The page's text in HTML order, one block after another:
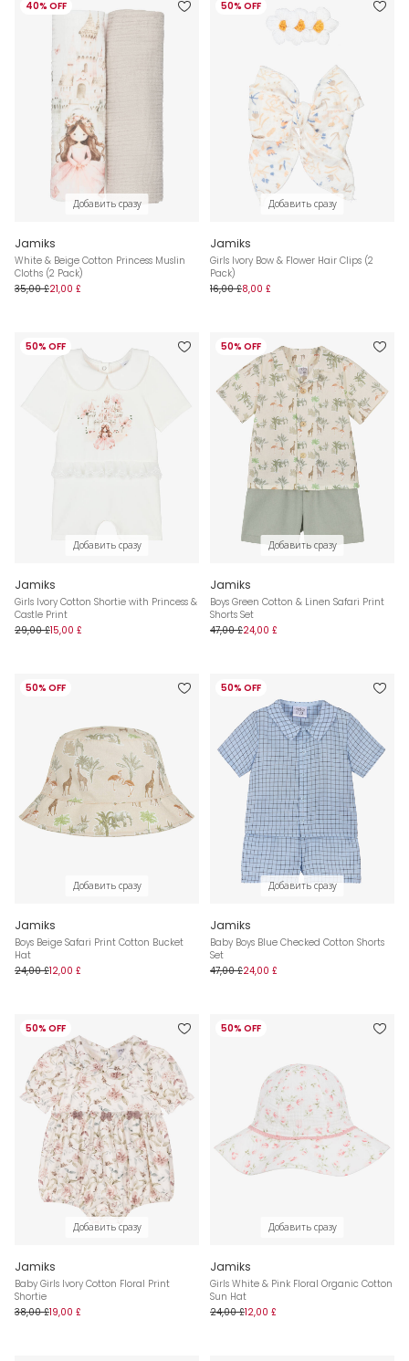
40% OFF
Добавить сразу
Jamiks
White & Beige Cotton Princess Muslin
Cloths (2 Pack)
35,00 £21,00 £
50% OFF
Добавить сразу
Jamiks
Girls Ivory Bow & Flower Hair Clips (2
Pack)
16,00 £8,00 £
50% OFF
Добавить сразу
Jamiks
Girls Ivory Cotton Shortie with Princess &
Castle Print
29,00 £15,00 £
50% OFF
Добавить сразу
Jamiks
Boys Green Cotton & Linen Safari Print
Shorts Set
47,00 £24,00 £
50% OFF
Добавить сразу
Jamiks
Boys Beige Safari Print Cotton Bucket
Hat
24,00 £12,00 £
50% OFF
Добавить сразу
Jamiks
Baby Boys Blue Checked Cotton Shorts
Set
47,00 £24,00 £
50% OFF
Добавить сразу
Jamiks
Baby Girls Ivory Cotton Floral Print
Shortie
38,00 £19,00 £
50% OFF
Добавить сразу
Jamiks
Girls White & Pink Floral Organic Cotton
Sun Hat
24,00 £12,00 £